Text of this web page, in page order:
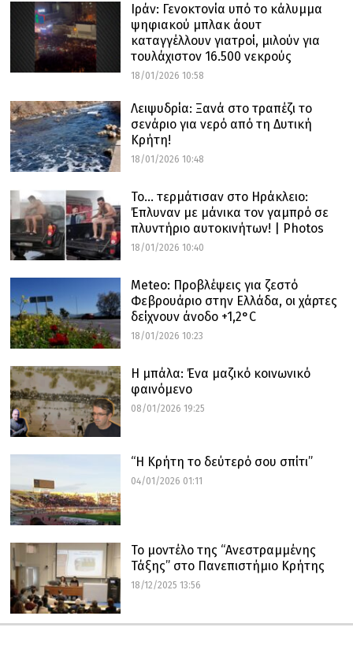
Ιράν: Γενοκτονία υπό το κάλυμμα
ψηφιακού μπλακ άουτ
καταγγέλλουν γιατροί, μιλούν για
τουλάχιστον 16.500 νεκρούς
18/01/2026 10:58
Λειψυδρία: Ξανά στο τραπέζι το
σενάριο για νερό από τη Δυτική
Κρήτη!
18/01/2026 10:48
Το… τερμάτισαν στο Ηράκλειο:
Έπλυναν με μάνικα τον γαμπρό σε
πλυντήριο αυτοκινήτων! | Photos
18/01/2026 10:40
Meteo: Προβλέψεις για ζεστό
Φεβρουάριο στην Ελλάδα, οι χάρτες
δείχνουν άνοδο +1,2°C
18/01/2026 10:23
Η μπάλα: Ένα μαζικό κοινωνικό
φαινόμενο
08/01/2026 19:25
“Η Κρήτη το δεύτερό σου σπίτι”
04/01/2026 01:11
Το μοντέλο της “Ανεστραμμένης
Τάξης” στο Πανεπιστήμιο Κρήτης
18/12/2025 13:56